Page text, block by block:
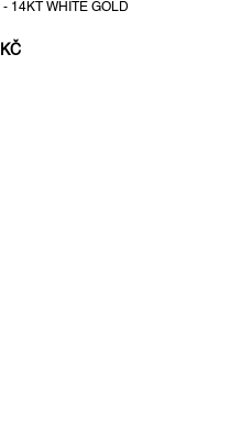
14KT WHITE GOLD